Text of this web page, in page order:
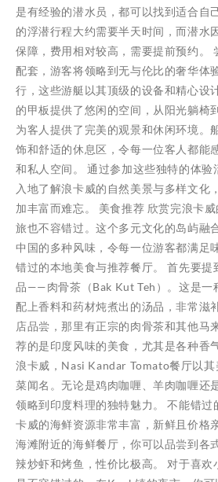
是有经验的潜水员，都可以找到适合自
的浮潜行程大约需要半天时间，而潜水
保障，费用相对较高，需要提前预约。
配套，游客将领略到无与伦比的奢华体
行，这些游艇以其顶级的设备和精心设
的甲板提供了悠闲的空间，从阳光躺椅
为客人提供了完美的观景和休闲环境。
饰和舒适的休息区，令每一位客人都能
和私人空间。 通过参加这些独特的体验
入地了解浪卡威的自然美景与多样文化
加丰富而难忘。 美食推荐 欣赏完浪卡
旅也不容错过。这个多元文化的岛屿融
中国的多种风味，令每一位游客都满足
错过的本地美食与推荐餐厅。 首先要提
品——肉骨茶（Bak Kut Teh）。这是一
配上香料和药材炖煮出的汤品，非常滋
店品尝，那里有正宗的肉骨茶和其他马
荐的是印度风味的美食，尤其是各种香
浪卡威，Nasi Kandar Tomato餐厅以
菜闻名。无论是鸡肉咖喱、羊肉咖喱还
领略到印度料理的独特魅力。 不能错过
卡威的海鲜资源非常丰富，新鲜且价格
海滩附近的海鲜餐厅，你可以品尝到各
辣炒虾和烤鱼，性价比极高。 对于喜欢